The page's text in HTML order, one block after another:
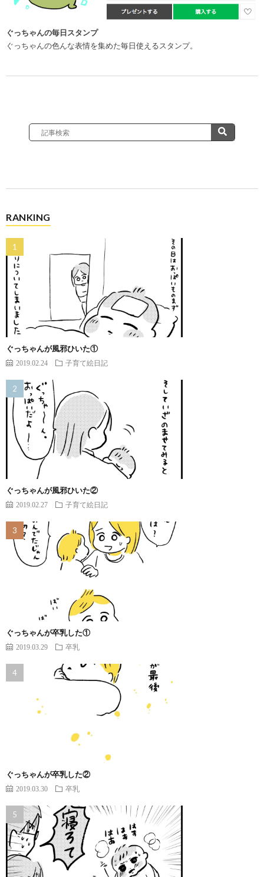
ぐっちゃんの毎日スタンプ
ぐっちゃんの色んな表情を集めた毎日使えるスタンプ。
RANKING
ぐっちゃんが風邪ひいた①
2019.02.24 子育て絵日記
ぐっちゃんが風邪ひいた②
2019.02.27 子育て絵日記
ぐっちゃんが卒乳した①
2019.03.29 卒乳
ぐっちゃんが卒乳した②
2019.03.30 卒乳